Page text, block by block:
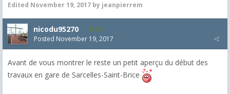
Edited November 19, 2017 by jeanpierrem
nicodu95270 801
Posted November 19, 2017
Avant de vous montrer le reste un petit aperçu du début des
travaux en gare de Sarcelles-Saint-Brice